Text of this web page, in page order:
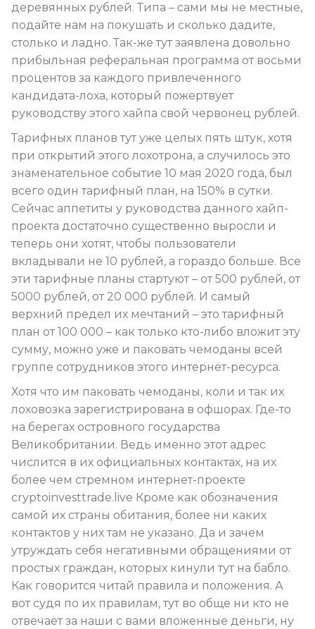
деревянных рублей. Типа – сами мы не местные,
подайте нам на покушать и сколько дадите,
столько и ладно. Так-же тут заявлена довольно
прибыльная реферальная программа от восьми
процентов за каждого привлеченного
кандидата-лоха, который пожертвует
руководству этого хайпа свой червонец рублей.
Тарифных планов тут уже целых пять штук, хотя
при открытий этого лохотрона, а случилось это
знаменательное событие 10 мая 2020 года, был
всего один тарифный план, на 150% в сутки.
Сейчас аппетиты у руководства данного хайп-
проекта достаточно существенно выросли и
теперь они хотят, чтобы пользователи
вкладывали не 10 рублей, а гораздо больше. Все
эти тарифные планы стартуют – от 500 рублей, от
5000 рублей, от 20 000 рублей. И самый
верхний предел их мечтаний – это тарифный
план от 100 000 – как только кто-либо вложит эту
сумму, можно уже и паковать чемоданы всей
группе сотрудников этого интернет-ресурса.
Хотя что им паковать чемоданы, коли и так их
лоховозка зарегистрирована в офшорах. Где-то
на берегах островного государства
Великобритании. Ведь именно этот адрес
числится в их официальных контактах, на их
более чем стремном интернет-проекте
cryptoinvesttrade.live Кроме как обозначения
самой их страны обитания, более ни каких
контактов у них там не указано. Да и зачем
утруждать себя негативными обращениями от
простых граждан, которых кинули тут на бабло.
Как говорится читай правила и положения. А
вот судя по их правилам, тут во обще ни кто не
отвечает за наши с вами вложенные деньги, ну